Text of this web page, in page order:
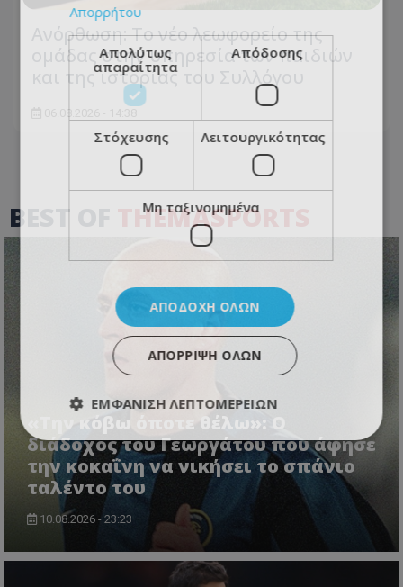
Ανόρθωση: Το νέο λεωφορείο της
ομάδας στην υπηρεσία των παιδιών
και της ιστορίας του Συλλόγου
BEST OF THEMASPORTS
«Την κόβω όποτε θέλω»: Ο
διάδοχος του Γεωργάτου που άφησε
την κοκαΐνη να νικήσει το σπάνιο
ταλέντο του
10.08.2026 - 23:23
Απορρήτου
Απολύτως
απαραίτητα
Απόδοσης
Στόχευσης Λειτουργικότητας
Μη ταξινομημένα
ΑΠΟΔΟΧΉ ΌΛΩΝ
ΑΠΌΡΡΙΨΗ ΌΛΩΝ
ΕΜΦΆΝΙΣΗ ΛΕΠΤΟΜΕΡΕΙΏΝ